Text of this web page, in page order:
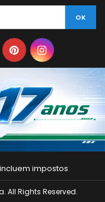
impostos
All Rights Reserved.